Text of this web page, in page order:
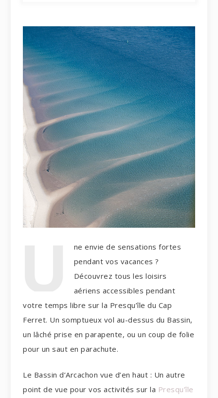
ne envie de sensations fortes
pendant vos vacances ?
Découvrez tous les loisirs
aériens accessibles pendant
votre temps libre sur la Presqu’île du Cap
Ferret. Un somptueux vol au-dessus du Bassin,
un lâché prise en parapente, ou un coup de folie
pour un saut en parachute.
Le Bassin d’Arcachon vue d’en haut : Un autre
point de vue pour vos activités sur la Presqu’île